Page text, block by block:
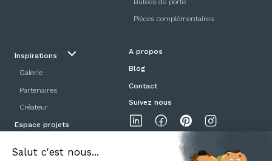
Pièces complémentaires
Inspirations
Galerie
Partenaires
Créateur
Espace projets
A propos
Blog
Contact
Suivez nous